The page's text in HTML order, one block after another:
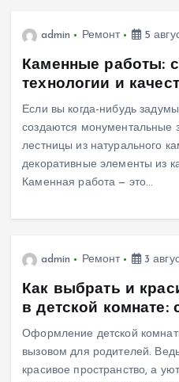
admin Ремонт 5
Каменные работы:
технологии и
Если вы когда-нибудь
создаются монументальные
лестницы из натурального
декоративные элементы из
Каменная работа — это…
admin Ремонт 3
Как выбрать и
в детской комнате:
Оформление детской
вызовом для родителей.
красивое пространство, а